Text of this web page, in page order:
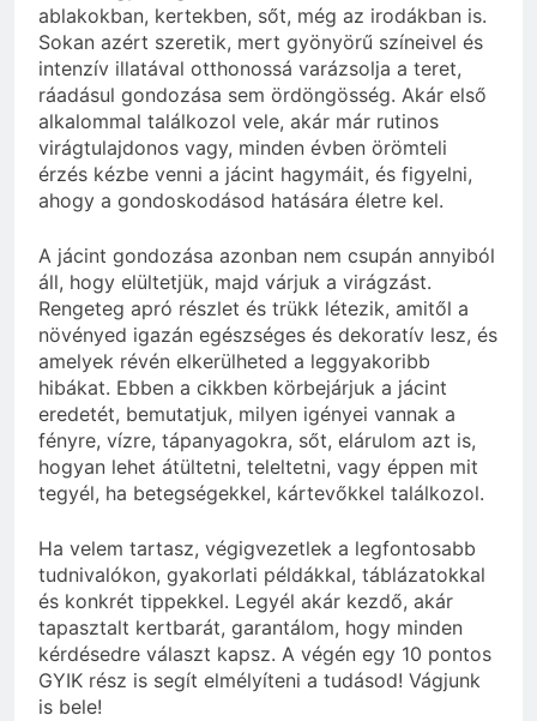
ablakokban, kertekben, sőt, még az irodákban is.
Sokan azért szeretik, mert gyönyörű színeivel és
intenzív illatával otthonossá varázsolja a teret,
ráadásul gondozása sem ördöngösség. Akár első
alkalommal találkozol vele, akár már rutinos
virágtulajdonos vagy, minden évben örömteli
érzés kézbe venni a jácint hagymáit, és figyelni,
ahogy a gondoskodásod hatására életre kel.
A jácint gondozása azonban nem csupán annyiból
áll, hogy elültetjük, majd várjuk a virágzást.
Rengeteg apró részlet és trükk létezik, amitől a
növényed igazán egészséges és dekoratív lesz, és
amelyek révén elkerülheted a leggyakoribb
hibákat. Ebben a cikkben körbejárjuk a jácint
eredetét, bemutatjuk, milyen igényei vannak a
fényre, vízre, tápanyagokra, sőt, elárulom azt is,
hogyan lehet átültetni, teleltetni, vagy éppen mit
tegyél, ha betegségekkel, kártevőkkel találkozol.
Ha velem tartasz, végigvezetlek a legfontosabb
tudnivalókon, gyakorlati példákkal, táblázatokkal
és konkrét tippekkel. Legyél akár kezdő, akár
tapasztalt kertbarát, garantálom, hogy minden
kérdésedre választ kapsz. A végén egy 10 pontos
GYIK rész is segít elmélyíteni a tudásod! Vágjunk
is bele!